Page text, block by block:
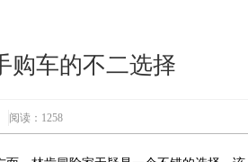
购车的不二选择
阅读：1258